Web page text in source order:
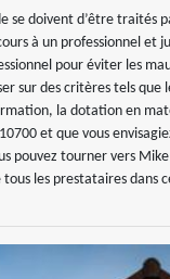
se doivent d’être traités
à un professionnel et
pour éviter les
sur des critères tels que
la dotation en
et que vous
pouvez tourner vers
les prestataires dans